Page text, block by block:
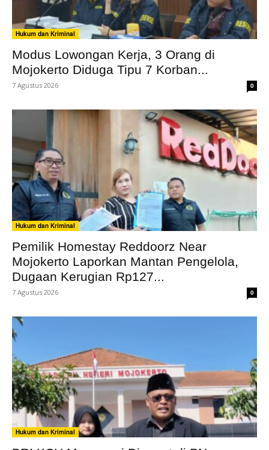
Hukum dan Kriminal
Modus Lowongan Kerja, 3 Orang di
Mojokerto Diduga Tipu 7 Korban...
7 Agustus 2026 0
Hukum dan Kriminal
Pemilik Homestay Reddoorz Near
Mojokerto Laporkan Mantan Pengelola,
Dugaan Kerugian Rp127...
7 Agustus 2026 0
Hukum dan Kriminal